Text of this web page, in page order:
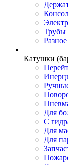
Трубы
Разное
Катушки
Для
С
Для
Для